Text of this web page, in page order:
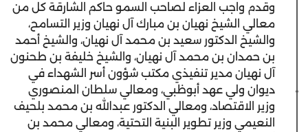
وقدم واجب العزاء لصاحب السمو حاكم الشارقة كل من
معالي الشيخ نهيان بن مبارك آل نهيان وزير التسامح،
والشيخ الدكتور سعيد بن محمد آل نهيان، والشيخ أحمد
بن حمدان بن محمد آل نهيان، والشيخ خليفة بن طحنون
آل نهيان مدير تنفيذي مكتب شؤون أسر الشهداء في
ديوان ولي عهد أبوظبي، ومعالي سلطان المنصوري
وزير الاقتصاد، ومعالي الدكتور عبدالله بن محمد بلحيف
النعيمي وزير تطوير البنية التحتية، ومعالي محمد بن